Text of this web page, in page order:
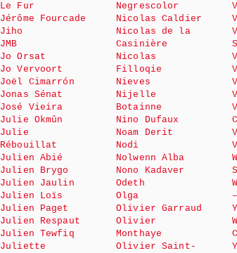
Le Fur
Jérôme Fourcade
Jiho
JMB
Jo Orsat
Jo Vervoort
Joël Cimarrón
Jonas Sénat
José Vieira
Julie Okmûn
Julie
Rébouillat
Julien Abié
Julien Brygo
Julien Jaulin
Julien Loïs
Julien Paget
Julien Respaut
Julien Tewfiq
Juliette
Negrescolor
Nicolas Caldier
Nicolas de la
Casinière
Nicolas
Filloqie
Nieves
Nijelle
Botainne
Nino Dufaux
Noam Derit
Nodi
Nolwenn Alba
Nono Kadaver
Odeth
Olga
Olivier Garraud
Olivier
Monthaye
Olivier Saint-